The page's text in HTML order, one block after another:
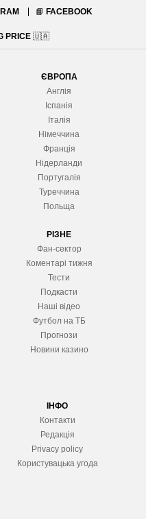
📘 FACEBOOK
PRICE 🇺🇦
ЄВРОПА
Англія
Іспанія
Італія
Німеччина
Франція
Нідерланди
Португалія
Туреччина
Польща
РІЗНЕ
Фан-сектор
Коментарі тижня
Тести
Подкасти
Наші відео
Футбол на ТБ
Прогнози
Новини казино
ІНФО
Контакти
Редакція
Privacy policy
Користувацька угода